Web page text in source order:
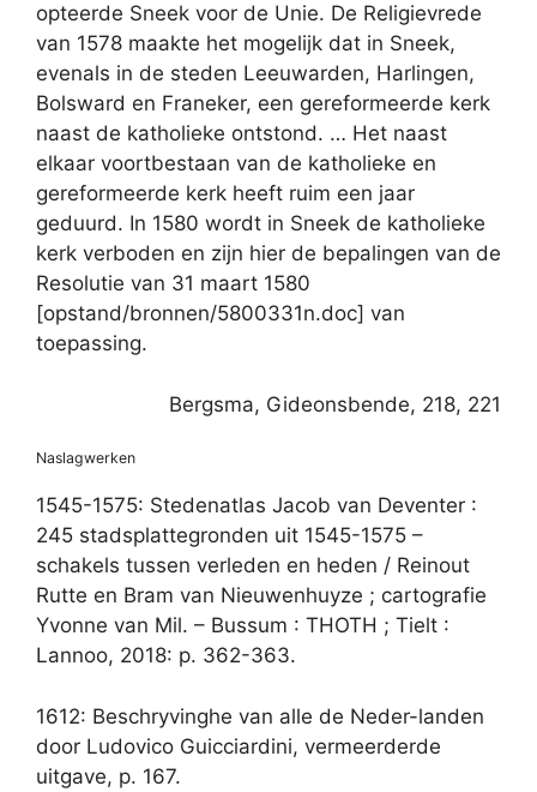
opteerde Sneek voor de Unie. De Religievrede
van 1578 maakte het mogelijk dat in Sneek,
evenals in de steden Leeuwarden, Harlingen,
Bolsward en Franeker, een gereformeerde kerk
naast de katholieke ontstond. … Het naast
elkaar voortbestaan van de katholieke en
gereformeerde kerk heeft ruim een jaar
geduurd. In 1580 wordt in Sneek de katholieke
kerk verboden en zijn hier de bepalingen van de
Resolutie van 31 maart 1580
[opstand/bronnen/5800331n.doc] van
toepassing.
Bergsma, Gideonsbende, 218, 221
Naslagwerken
1545-1575: Stedenatlas Jacob van Deventer :
245 stadsplattegronden uit 1545-1575 –
schakels tussen verleden en heden / Reinout
Rutte en Bram van Nieuwenhuyze ; cartografie
Yvonne van Mil. – Bussum : THOTH ; Tielt :
Lannoo, 2018: p. 362-363.
1612: Beschryvinghe van alle de Neder-landen
door Ludovico Guicciardini, vermeerderde
uitgave, p. 167.